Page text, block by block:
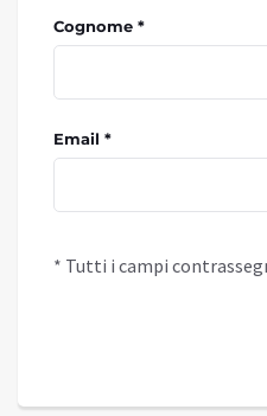
Cognome *
Email *
* Tutti i campi